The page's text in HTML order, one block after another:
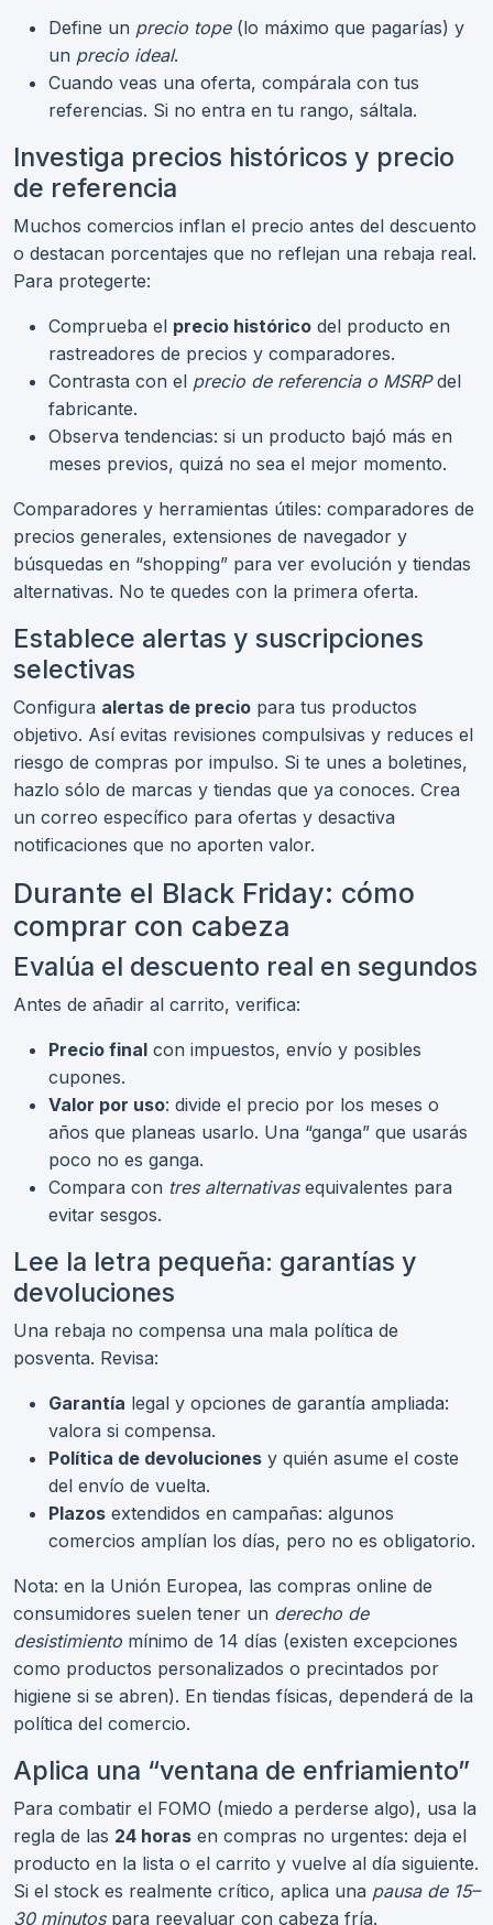
Define un precio tope(lo máximo que pagarías) y
un precio ideal.
Cuando veas una oferta, compárala con tus
referencias. Si no entra en tu rango, sáltala.
Investiga precios históricos y precio
de referencia
Muchos comercios inflan el precio antes del descuento
o destacan porcentajes que no reflejan una rebaja real.
Para protegerte:
Comprueba el precio histórico del producto en
rastreadores de precios y comparadores.
Contrasta con el precio de referencia o MSRPdel
fabricante.
Observa tendencias: si un producto bajó más en
meses previos, quizá no sea el mejor momento.
Comparadores y herramientas útiles: comparadores de
precios generales, extensiones de navegador y
búsquedas en “shopping” para ver evolución y tiendas
alternativas. No te quedes con la primera oferta.
Establece alertas y suscripciones
selectivas
Configura alertas de precio para tus productos
objetivo. Así evitas revisiones compulsivas y reduces el
riesgo de compras por impulso. Si te unes a boletines,
hazlo sólo de marcas y tiendas que ya conoces. Crea
un correo específico para ofertas y desactiva
notificaciones que no aporten valor.
Durante el Black Friday: cómo
comprar con cabeza
Evalúa el descuento real en segundos
Antes de añadir al carrito, verifica:
Precio final con impuestos, envío y posibles
cupones.
Valor por uso: divide el precio por los meses o
años que planeas usarlo. Una “ganga” que usarás
poco no es ganga.
Compara con tres alternativasequivalentes para
evitar sesgos.
Lee la letra pequeña: garantías y
devoluciones
Una rebaja no compensa una mala política de
posventa. Revisa:
Garantía legal y opciones de garantía ampliada:
valora si compensa.
Política de devoluciones y quién asume el coste
del envío de vuelta.
Plazos extendidos en campañas: algunos
comercios amplían los días, pero no es obligatorio.
Nota: en la Unión Europea, las compras online de
consumidores suelen tener un derecho de
desistimiento mínimo de 14 días (existen excepciones
como productos personalizados o precintados por
higiene si se abren). En tiendas físicas, dependerá de la
política del comercio.
Aplica una “ventana de enfriamiento”
Para combatir el FOMO (miedo a perderse algo), usa la
regla de las 24 horas en compras no urgentes: deja el
producto en la lista o el carrito y vuelve al día siguiente.
Si el stock es realmente crítico, aplica una pausa de 15–
30 minutospara reevaluar con cabeza fría.